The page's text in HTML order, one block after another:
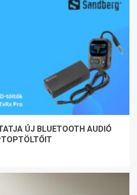
ÚJ BLUETOOTH AUDIÓ